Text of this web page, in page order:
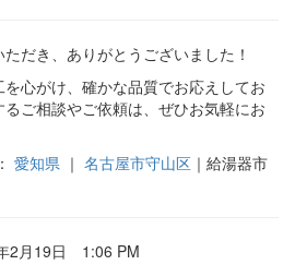
だき、ありがとうございました！
心がけ、確かな品質でお応えしてお
ご相談やご依頼は、ぜひお気軽にお
愛知県 ｜ 名古屋市守山区 ｜給湯器市
2月19日 1:06 PM